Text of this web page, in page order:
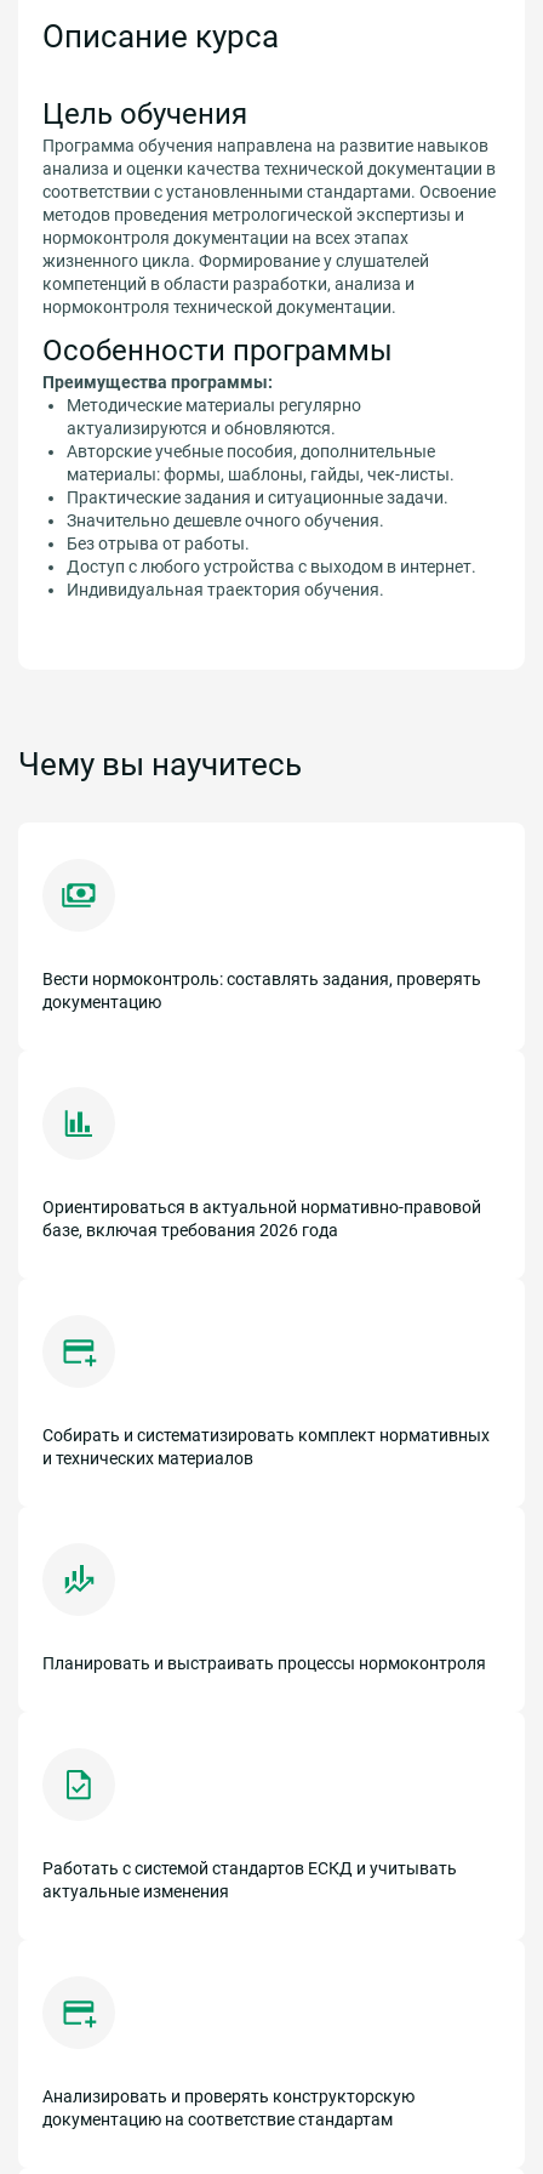
Описание курса
Цель обучения
Программа обучения направлена на развитие навыков
анализа и оценки качества технической документации в
соответствии с установленными стандартами. Освоение
методов проведения метрологической экспертизы и
нормоконтроля документации на всех этапах
жизненного цикла. Формирование у слушателей
компетенций в области разработки, анализа и
нормоконтроля технической документации.
Особенности программы
Преимущества программы:
Методические материалы регулярно
актуализируются и обновляются.
Авторские учебные пособия, дополнительные
материалы: формы, шаблоны, гайды, чек-листы.
Практические задания и ситуационные задачи.
Значительно дешевле очного обучения.
Без отрыва от работы.
Доступ с любого устройства с выходом в интернет.
Индивидуальная траектория обучения.
Чему вы научитесь
Вести нормоконтроль: составлять задания, проверять
документацию
Ориентироваться в актуальной нормативно-правовой
базе, включая требования 2026 года
Собирать и систематизировать комплект нормативных
и технических материалов
Планировать и выстраивать процессы нормоконтроля
Работать с системой стандартов ЕСКД и учитывать
актуальные изменения
Анализировать и проверять конструкторскую
документацию на соответствие стандартам